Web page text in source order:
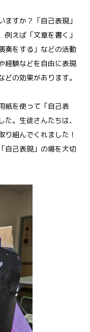
すか？「自己表現」
えば「文章を書く」
奏をする」などの活動
経験などを自由に表現
の効果があります。
紙を使って「自己表
。生徒さんたちは、
り組んでくれました！
自己表現」の場を大切